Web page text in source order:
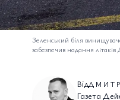
Зеленський біля
забезпечив надання літаків
Від
Газета